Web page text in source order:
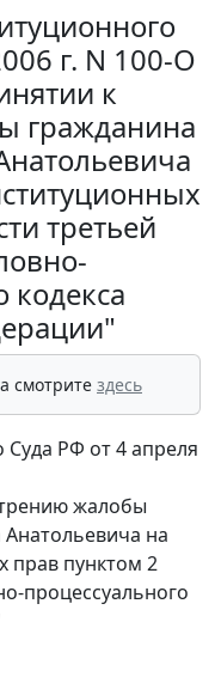
г. N 100-О
к
гражданина
третьей
кодекса
смотрите здесь
РФ от 4 апреля
жалобы
Анатольевича на
прав пунктом 2
процессуального